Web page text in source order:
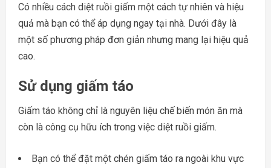
Có nhiều cách diệt ruồi giấm một cách tự nhiên và hiệu
quả mà bạn có thể áp dụng ngay tại nhà. Dưới đây là
một số phương pháp đơn giản nhưng mang lại hiệu quả
cao.
Sử dụng giấm táo
Giấm táo không chỉ là nguyên liệu chế biến món ăn mà
còn là công cụ hữu ích trong việc diệt ruồi giấm.
Bạn có thể đặt một chén giấm táo ra ngoài khu vực